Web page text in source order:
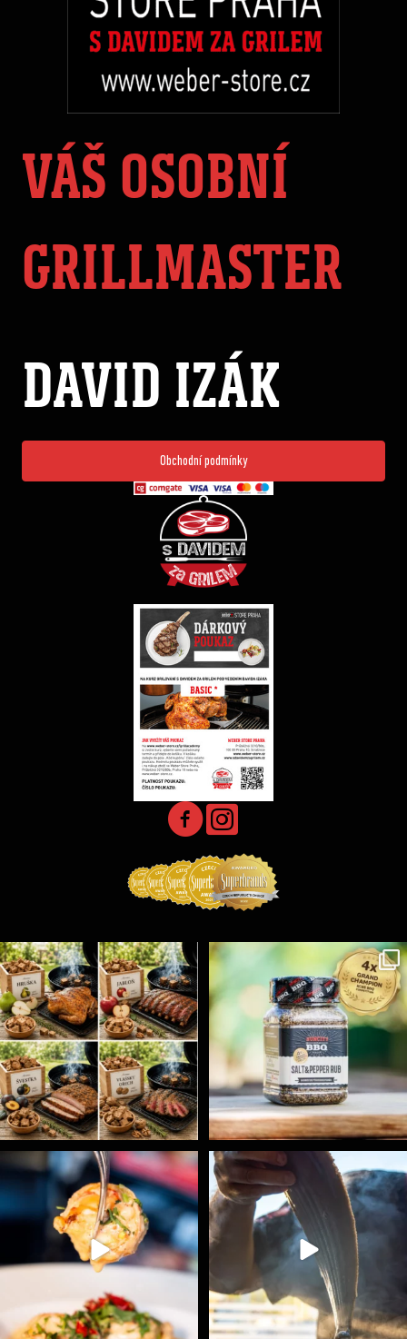
VÁŠ OSOBNÍ
GRILLMASTER
DAVID IZÁK
Obchodní podmínky
Udící špalíky - BORN TO SMOKE - různé druhy k...
5 0
Koření Suncity – autentická BBQ chuť u vás doma!...
1 0
Spoustu podobných triků, které vám usnadní nejenom ...
9 0
Ryba na grilu je opravdu rychlá, a stejně tak